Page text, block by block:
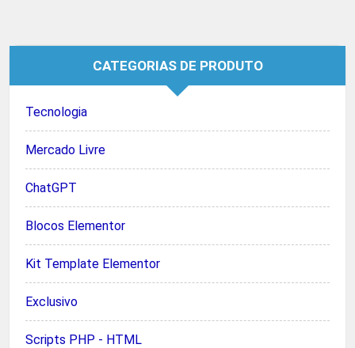
CATEGORIAS DE PRODUTO
Tecnologia
Mercado Livre
ChatGPT
Blocos Elementor
Kit Template Elementor
Exclusivo
Scripts PHP - HTML